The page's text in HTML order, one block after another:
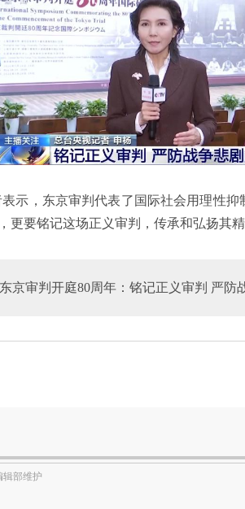
表示，东京审判代表了国际社会用理性
更要铭记这场正义审判，传承和弘扬其
京审判开庭80周年：铭记正义审判 严防
辑部维护